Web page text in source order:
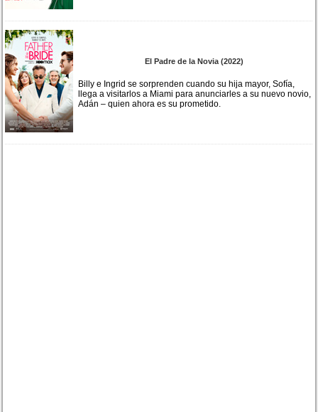
El Padre de la Novia (2022)
Billy e Ingrid se sorprenden cuando su hija mayor, Sofía,
llega a visitarlos a Miami para anunciarles a su nuevo novio,
Adán – quien ahora es su prometido.